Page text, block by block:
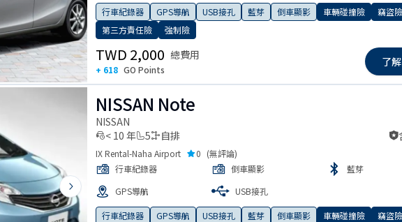
行車紀錄器 GPS導航 USB接孔 藍芽 倒車顯影 車輛碰撞險
竊盜險
第三方責任險
強制險
TWD 2,000 總費用
+ 618 GO Points
了
Next slide
NISSAN Note
NISSAN
< 10 年
5 自排
IX Rental-Naha Airport 0 (無評論)
行車紀錄器
倒車顯影
藍芽
GPS導航
USB接孔
行車紀錄器 GPS導航 USB接孔 藍芽 倒車顯影 車輛碰撞險
竊盜險